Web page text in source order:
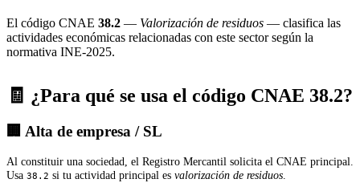
El código CNAE 38.2 — Valorización de residuos — clasifica las
actividades económicas relacionadas con este sector según la
normativa INE-2025.
🧾 ¿Para qué se usa el código CNAE 38.2?
🏢 Alta de empresa / SL
Al constituir una sociedad, el Registro Mercantil solicita el CNAE principal.
Usa 38.2 si tu actividad principal es valorización de residuos.